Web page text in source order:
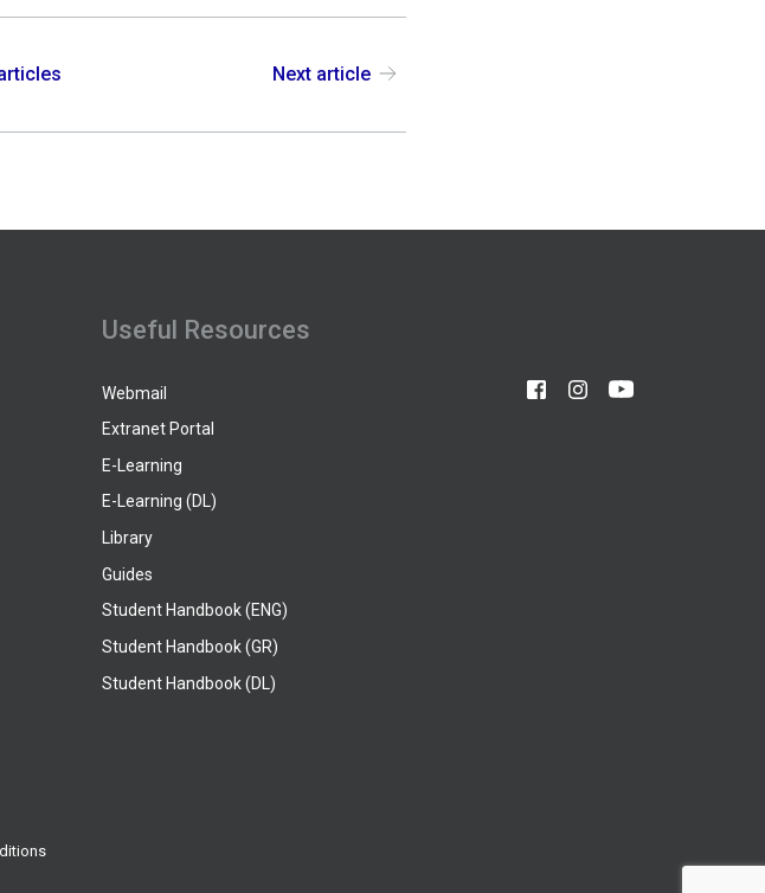
Next article
Useful Resources
Webmail
Extranet Portal
E-Learning
E-Learning (DL)
Library
Guides
Student Handbook (ENG)
Student Handbook (GR)
Student Handbook (DL)